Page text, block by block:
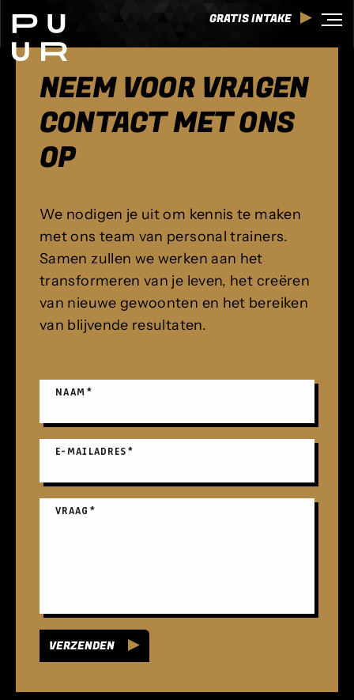
GRATIS INTAKE
NEEM VOOR VRAGEN
CONTACT MET ONS
OP
We nodigen je uit om kennis te maken
met ons team van personal trainers.
Samen zullen we werken aan het
transformeren van je leven, het creëren
van nieuwe gewoonten en het bereiken
van blijvende resultaten.
NAAM*
E-MAILADRES*
VRAAG *
VERZENDEN